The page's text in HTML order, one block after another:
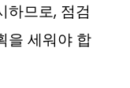
하므로, 점검
을 세워야 합